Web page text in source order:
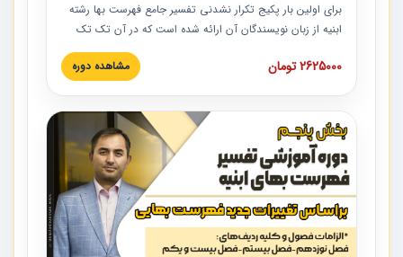
برای اولین بار پکیج تکرار نشدنی تفسیر جامع فهرست بها رشته
ابنیه از زبان نویسندگان آن ارائه شده است که در آن تک تک
ردیف ها و مطالب فهرست بها تفسیر و ارائه شده است. این
دوره به صورت کامل تصویری بوده و به همراه تصاویر عملیات
دوره با کلام مهندس علیرضاحسین‌زاده مدیر پروژه مهندسی
مشاور در امر بازنگری فهرست بها رشته ابنیه ارائه شده و به تمام
همکارانی که در حوزه صنعت ساخت در حال فعالیت هستند حتما
توصیه می کنیم از مطالب این دوره استفاده نمایند.
2625000 تومان مشاهده دوره